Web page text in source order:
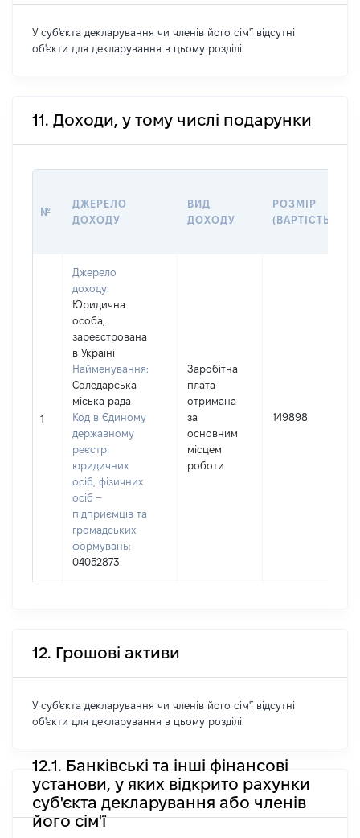
У суб'єкта декларування чи членів його сім'ї відсутні
об'єкти для декларування в цьому розділі.
11. Доходи, у тому числі подарунки
№
ДЖЕРЕЛО
ДОХОДУ
ВИД
ДОХОДУ
РОЗМІР
(ВАРТІСТЬ)
1
Джерело
доходу:
Юридична
особа,
зареєстрована
в Україні
Найменування:
Соледарська
міська рада
Код в Єдиному
державному
реєстрі
юридичних
осіб, фізичних
осіб –
підприємців та
громадських
формувань:
04052873
Заробітна
плата
отримана
за
основним
місцем
роботи
149898
12. Грошові активи
У суб'єкта декларування чи членів його сім'ї відсутні
об'єкти для декларування в цьому розділі.
12.1. Банківські та інші фінансові
установи, у яких відкрито рахунки
суб'єкта декларування або членів
його сім'ї